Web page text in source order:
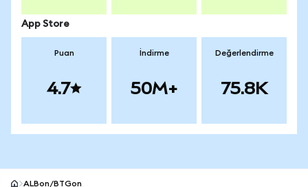
App Store
Puan
4.7
İndirme
50M+
Değerlendirme
75.8K
ALBon/BTGon